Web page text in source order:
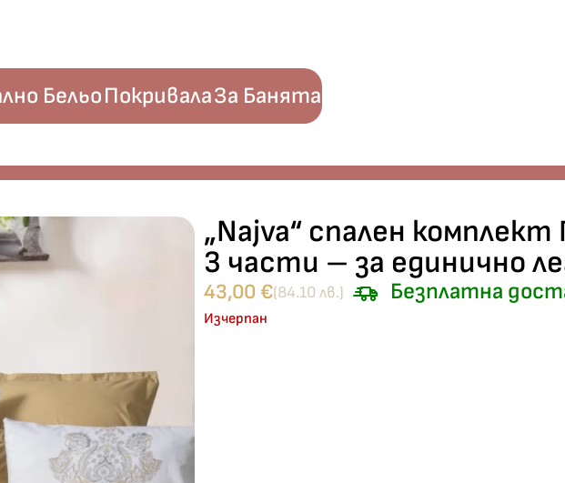
БельоПокривалаЗа Банята
„Najva“ спален
3 части – за единично
43,00 €(84.10 лв.) Безплатна
Изчерпан